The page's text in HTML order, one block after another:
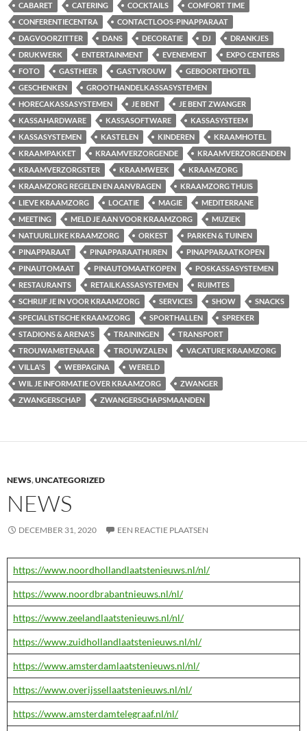
CABARET
CATERING COCKTAILS
COMFORT TIME
CONFERENTIECENTRA
CONTACTLOOS-PINAPPARAAT
DAGVOORZITTER
DANS DECORATIE DJ
DRANKJES
DRUKWERK
ENTERTAINMENT EVENEMENT
EXPO CENTERS
FOTO
GASTHEER GASTVROUW
GEBOORTEHOTEL
GESCHENKEN
GROOTHANDELKASSASYSTEMEN
HORECAKASSASYSTEMEN
JE BENT
JE BENT ZWANGER
KASSAHARDWARE
KASSASOFTWARE
KASSASYSTEEM
KASSASYSTEMEN
KASTELEN KINDEREN
KRAAMHOTEL
KRAAMPAKKET
KRAAMVERZORGENDE
KRAAMVERZORGENDEN
KRAAMVERZORGSTER
KRAAMWEEK
KRAAMZORG
KRAAMZORG REGELEN EN AANVRAGEN
KRAAMZORG THUIS
LIEVE KRAAMZORG
LOCATIE MAGIE
MEDITERRANE
MEETING
MELD JE AAN VOOR KRAAMZORG
MUZIEK
NATUURLIJKE KRAAMZORG
ORKEST
PARKEN & TUINEN
PINAPPARAAT
PINAPPARAATHUREN
PINAPPARAATKOPEN
PINAUTOMAAT
PINAUTOMAATKOPEN
POSKASSASYSTEMEN
RESTAURANTS
RETAILKASSASYSTEMEN
RUIMTES
SCHRIJF JE IN VOOR KRAAMZORG
SERVICES SHOW
SNACKS
SPECIALISTISCHE KRAAMZORG
SPORTHALLEN
SPREKER
STADIONS & ARENA'S
TRAININGEN
TRANSPORT
TROUWAMBTENAAR
TROUWZALEN
VACATURE KRAAMZORG
VILLA'S
WEBPAGINA
WERELD
WIL JE INFORMATIE OVER KRAAMZORG
ZWANGER
ZWANGERSCHAP
ZWANGERSCHAPSMAANDEN
NEWS,UNCATEGORIZED
NEWS
DECEMBER 31, 2020 EEN REACTIE PLAATSEN
https://www.noordhollandlaatstenieuws.nl/nl/
https://www.noordbrabantnieuws.nl/nl/
https://www.zeelandlaatstenieuws.nl/nl/
https://www.zuidhollandlaatstenieuws.nl/nl/
https://www.amsterdamlaatstenieuws.nl/nl/
https://www.overijssellaatstenieuws.nl/nl/
https://www.amsterdamtelegraaf.nl/nl/